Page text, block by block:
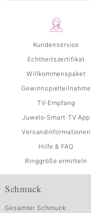
Kundenservice
Echtheitszertifikat
Willkommenspaket
Gewinnspielteilnahme
TV-Empfang
Juwelo-Smart-TV App
Versandinformationen
Hilfe & FAQ
Ringgröße ermitteln
Schmuck
Gesamter Schmuck